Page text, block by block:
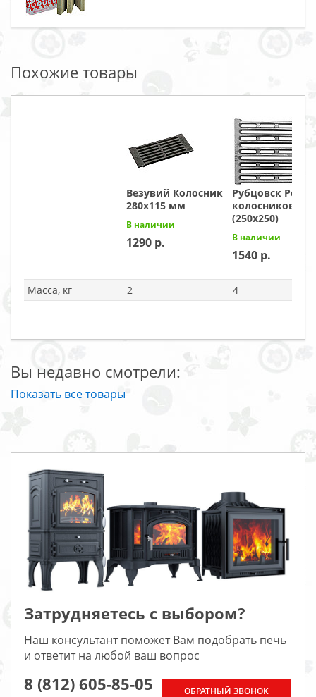
Похожие товары
Везувий Колосник
280х115 мм
В наличии
1290
Рубцовск
колосниковая
(250х250)
В наличии
1540
Масса, кг 2 4
Вы недавно смотрели:
Показать все товары
Затрудняетесь с выбором?
Наш консультант поможет Вам подобрать печь
и ответит на любой ваш вопрос
8 (812) 605-85-05 ОБРАТНЫЙ ЗВОНОК